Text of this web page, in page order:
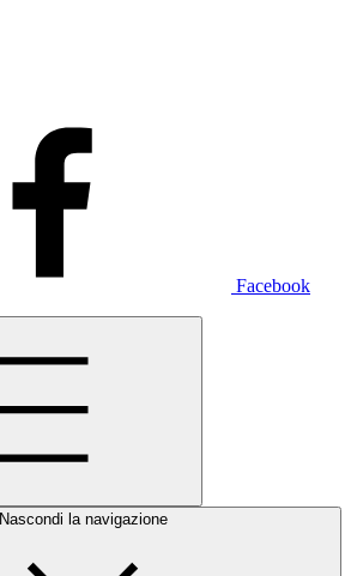
Facebook
Nascondi la navigazione